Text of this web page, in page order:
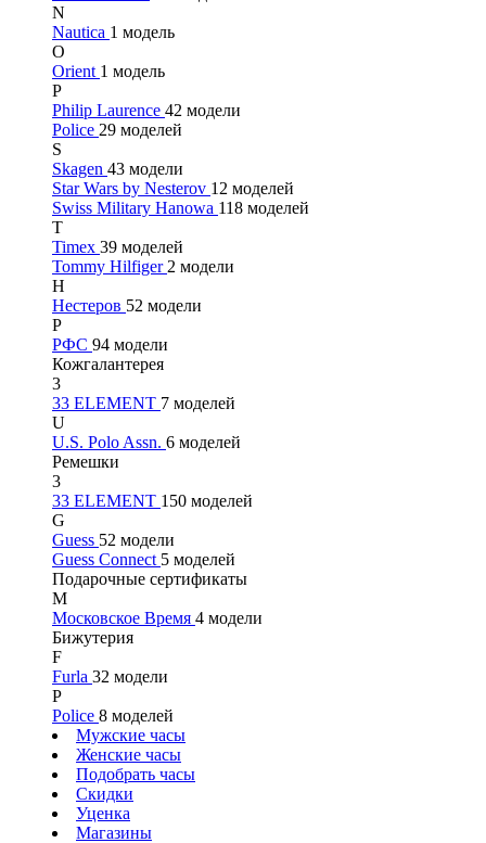
N
Nautica 1 модель
O
Orient 1 модель
P
Philip Laurence 42 модели
Police 29 моделей
S
Skagen 43 модели
Star Wars by Nesterov 12 моделей
Swiss Military Hanowa 118 моделей
T
Timex 39 моделей
Tommy Hilfiger 2 модели
Н
Нестеров 52 модели
Р
РФС 94 модели
Кожгалантерея
3
33 ELEMENT 7 моделей
U
U.S. Polo Assn. 6 моделей
Ремешки
3
33 ELEMENT 150 моделей
G
Guess 52 модели
Guess Connect 5 моделей
Подарочные сертификаты
М
Московское Время 4 модели
Бижутерия
F
Furla 32 модели
P
Police 8 моделей
Мужские часы
Женские часы
Подобрать часы
Скидки
Уценка
Магазины